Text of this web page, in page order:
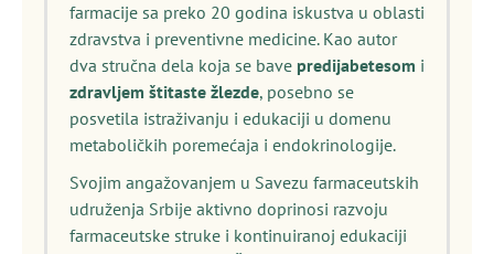
farmacije sa preko 20 godina iskustva u oblasti
zdravstva i preventivne medicine. Kao autor
dva stručna dela koja se bave predijabetesom i
zdravljem štitaste žlezde, posebno se
posvetila istraživanju i edukaciji u domenu
metaboličkih poremećaja i endokrinologije.
Svojim angažovanjem u Savezu farmaceutskih
udruženja Srbije aktivno doprinosi razvoju
farmaceutske struke i kontinuiranoj edukaciji